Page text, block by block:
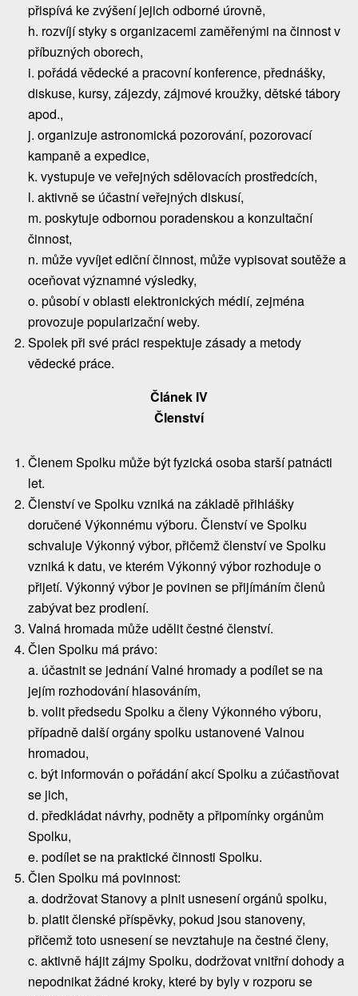
přispívá ke zvýšení jejich odborné úrovně,
h. rozvíjí styky s organizacemi zaměřenými na činnost v
příbuzných oborech,
i. pořádá vědecké a pracovní konference, přednášky,
diskuse, kursy, zájezdy, zájmové kroužky, dětské tábory
apod.,
j. organizuje astronomická pozorování, pozorovací
kampaně a expedice,
k. vystupuje ve veřejných sdělovacích prostředcích,
l. aktivně se účastní veřejných diskusí,
m. poskytuje odbornou poradenskou a konzultační
činnost,
n. může vyvíjet ediční činnost, může vypisovat soutěže a
oceňovat významné výsledky,
o. působí v oblasti elektronických médií, zejména
provozuje popularizační weby.
Spolek při své práci respektuje zásady a metody
vědecké práce.
Článek IV
Členství
Členem Spolku může být fyzická osoba starší patnácti
let.
Členství ve Spolku vzniká na základě přihlášky
doručené Výkonnému výboru. Členství ve Spolku
schvaluje Výkonný výbor, přičemž členství ve Spolku
vzniká k datu, ve kterém Výkonný výbor rozhoduje o
přijetí. Výkonný výbor je povinen se přijímáním členů
zabývat bez prodlení.
Valná hromada může udělit čestné členství.
Člen Spolku má právo:
a. účastnit se jednání Valné hromady a podílet se na
jejím rozhodování hlasováním,
b. volit předsedu Spolku a členy Výkonného výboru,
případně další orgány spolku ustanovené Valnou
hromadou,
c. být informován o pořádání akcí Spolku a zúčastňovat
se jich,
d. předkládat návrhy, podněty a připomínky orgánům
Spolku,
e. podílet se na praktické činnosti Spolku.
Člen Spolku má povinnost:
a. dodržovat Stanovy a plnit usnesení orgánů spolku,
b. platit členské příspěvky, pokud jsou stanoveny,
přičemž toto usnesení se nevztahuje na čestné členy,
c. aktivně hájit zájmy Spolku, dodržovat vnitřní dohody a
nepodnikat žádné kroky, které by byly v rozporu se